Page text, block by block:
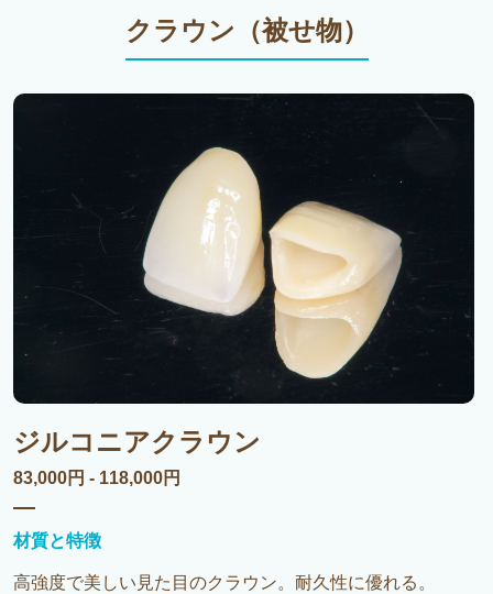
クラウン（被せ物）
ジルコニアクラウン
83,000円 - 118,000円
材質と特徴
高強度で美しい見た目のクラウン。耐久性に優れる。